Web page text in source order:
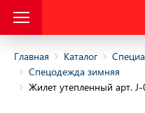
Защитная
Главная Каталог
Спецодежда зимняя
Жилет утепленный арт.